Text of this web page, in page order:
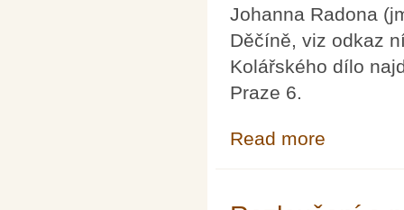
Johanna Radona
Děčíně, viz odkaz
Kolářského dílo
Praze 6.
Read more